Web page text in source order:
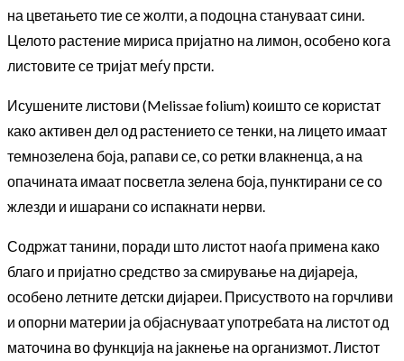
на цветањето тие се жолти, а подоцна стануваат сини.
Целото растение мириса пријатно на лимон, особено кога
листовите се тријат меѓу прсти.
Исушените листови (Melissae folium) коишто се користат
како активен дел од растението се тенки, на лицето имаат
темнозелена боја, рапави се, со ретки влакненца, а на
опачината имаат посветла зелена боја, пунктирани се со
жлезди и ишарани со испакнати нерви.
Содржат танини, поради што листот наоѓа примена како
благо и пријатно средство за смирување на дијареја,
особено летните детски дијареи. Присуството на горчливи
и опорни материи ја објаснуваат употребата на листот од
маточина во функција на јакнење на организмот. Листот